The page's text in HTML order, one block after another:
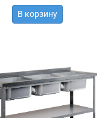
В корзину